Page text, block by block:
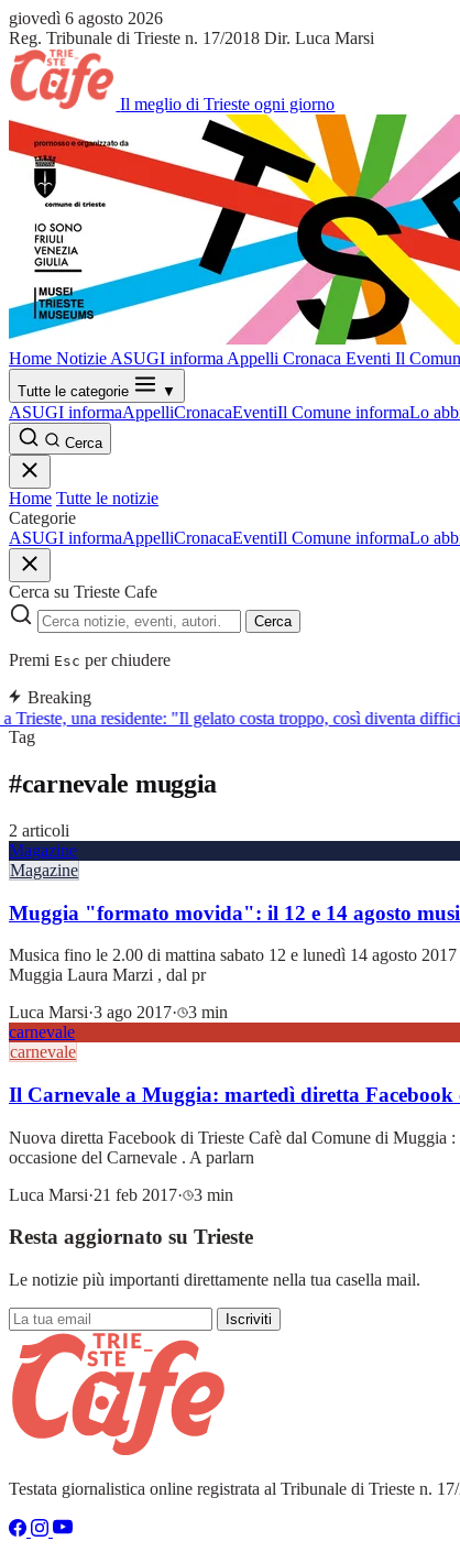
giovedì 6 agosto 2026
Reg. Tribunale di Trieste n. 17/2018 Dir. Luca Marsi
Il meglio di Trieste ogni giorno
Home Notizie ASUGI informa Appelli Cronaca Eventi Il
Tutte le categorie ▼
ASUGI informaAppelliCronacaEventiIl Comune informaLo
Cerca
Home Tutte le notizie
Categorie
ASUGI informaAppelliCronacaEventiIl Comune informaLo
Cerca su Trieste Cafe
Cerca
Premi Esc per chiudere
Breaking
Trieste, una residente: "Il gelato costa troppo, così diventa
Tag
#carnevale muggia
2 articoli
Magazine
Magazine
Muggia "formato movida": il 12 e 14 agosto
Musica fino le 2.00 di mattina sabato 12 e lunedì 14 agosto
Muggia Laura Marzi , dal pr
Luca Marsi·3 ago 2017·
3 min
carnevale
carnevale
Il Carnevale a Muggia: martedì diretta
Nuova diretta Facebook di Trieste Cafè dal Comune di Muggia
occasione del Carnevale . A parlarn
Luca Marsi·21 feb 2017· 3 min
Resta aggiornato su Trieste
Le notizie più importanti direttamente nella tua casella mail.
Iscriviti
Testata giornalistica online registrata al Tribunale di Trieste n.